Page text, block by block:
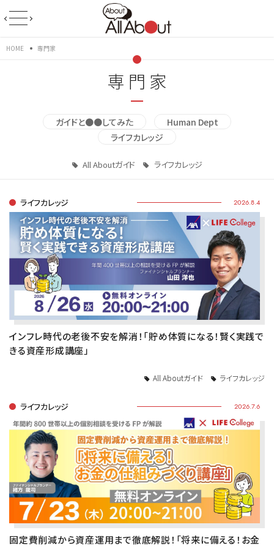
HOME 専門家
専門家
ガイドと●●してみた
Human Dept
ライフカレッジ
All Aboutガイド ライフカレッジ
ライフカレッジ 2026.8.4
インフレ時代の老後不安を解消！「貯め体質になる！賢く実践で
きる資産形成講座」
All Aboutガイド ライフカレッジ
ライフカレッジ 2026.7.6
固定費削減から資産運用まで徹底解説！「将来に備える！お金